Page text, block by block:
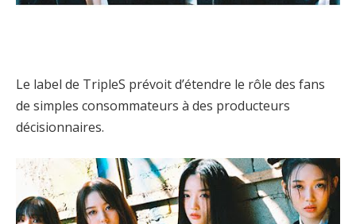
Le label de TripleS prévoit d’étendre le rôle des fans
de simples consommateurs à des producteurs
décisionnaires.